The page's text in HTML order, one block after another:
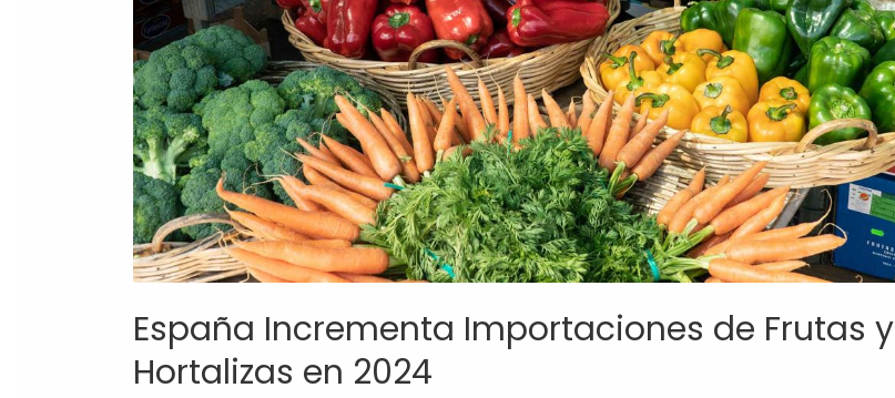
España Incrementa Importaciones de Frutas y
Hortalizas en 2024